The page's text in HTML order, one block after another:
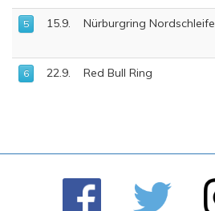
5 15.9. Nürburgring Nordschleife
6 22.9. Red Bull Ring